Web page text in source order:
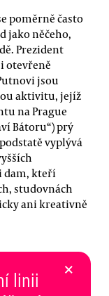
poměrně často
jako něčeho,
Prezident
otevřeně
jsou
aktivitu, jejíž
na Prague
Bátoru“) prý
vyplývá
dam, kteří
studovnách
ani kreativně
linii
×